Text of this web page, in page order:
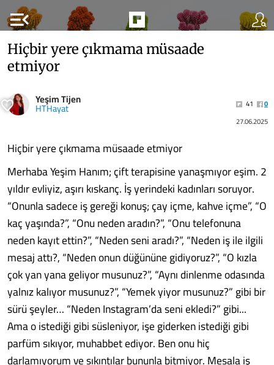
menu_open
Hiçbir yere çıkmama müsaade
etmiyor
Yeşim Tijen
HTHayat 41
0
27.06.2025
Hiçbir yere çıkmama müsaade etmiyor
Merhaba Yeşim Hanım; çift terapisine yanaşmıyor eşim. 2
yıldır evliyiz, aşırı kıskanç. İş yerindeki kadınları soruyor.
“Onunla sadece iş gereği konuş; çay içme, kahve içme”, “O
kaç yaşında?”, “Onu neden aradın?”, “Onu telefonuna
neden kayıt ettin?”, “Neden seni aradı?”, “Neden iş ile ilgili
mesaj attı?, “Neden onun düğününe gidiyoruz?”, “O kızla
çok yan yana geliyor musunuz?”, “Aynı dinlenme odasında
yalnız kalıyor musunuz?”, “Yemek yiyor musunuz?” gibi bir
sürü şeyler… “Neden Instagram’da seni ekledi?” gibi...
Ama o istediği gibi süsleniyor, işe giderken istediği gibi
parfüm sıkıyor, muhabbet ediyor. Ben onu hiç
darlamıyorum ve sıkıntılar bununla bitmiyor. Mesala iş